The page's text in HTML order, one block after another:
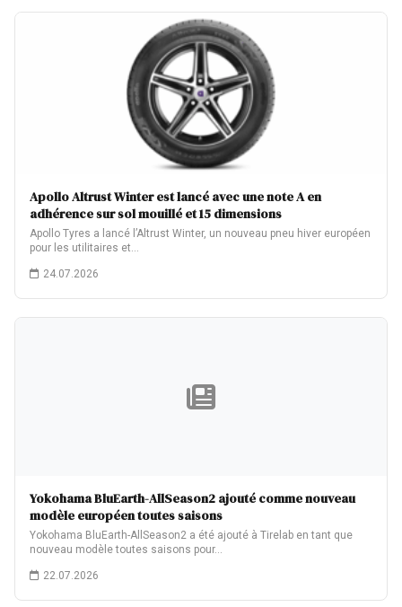
Apollo Altrust Winter est lancé avec une note A en
adhérence sur sol mouillé et 15 dimensions
Apollo Tyres a lancé l’Altrust Winter, un nouveau pneu hiver européen
pour les utilitaires et…
24.07.2026
Yokohama BluEarth-AllSeason2 ajouté comme nouveau
modèle européen toutes saisons
Yokohama BluEarth-AllSeason2 a été ajouté à Tirelab en tant que
nouveau modèle toutes saisons pour…
22.07.2026